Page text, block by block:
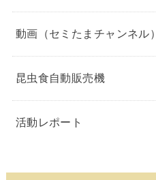
動画（セミたまチャンネル）
昆虫食自動販売機
活動レポート